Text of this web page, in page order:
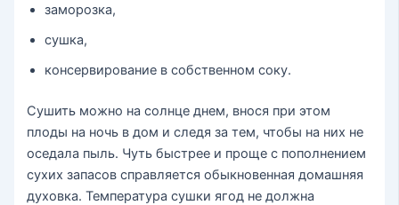
заморозка,
сушка,
консервирование в собственном соку.
Сушить можно на солнце днем, внося при этом
плоды на ночь в дом и следя за тем, чтобы на них не
оседала пыль. Чуть быстрее и проще с пополнением
сухих запасов справляется обыкновенная домашняя
духовка. Температура сушки ягод не должна